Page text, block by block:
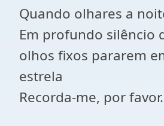
Quando olhares a
Em profundo silêncio
olhos fixos pararem
estrela
Recorda-me, por favor.